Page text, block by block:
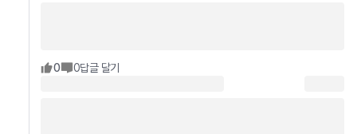
0 0답글 달기